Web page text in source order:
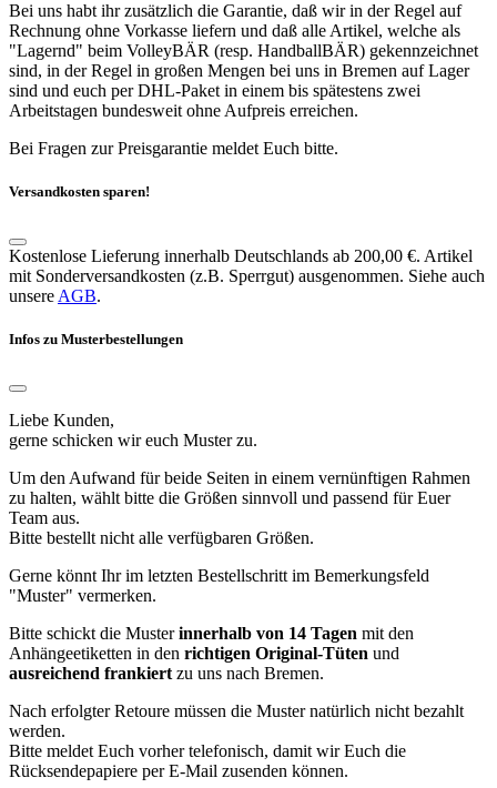
Bei uns habt ihr zusätzlich die Garantie, daß wir in der Regel auf
Rechnung ohne Vorkasse liefern und daß alle Artikel, welche als
"Lagernd" beim VolleyBÄR (resp. HandballBÄR) gekennzeichnet
sind, in der Regel in großen Mengen bei uns in Bremen auf Lager
sind und euch per DHL-Paket in einem bis spätestens zwei
Arbeitstagen bundesweit ohne Aufpreis erreichen.
Bei Fragen zur Preisgarantie meldet Euch bitte.
Versandkosten sparen!
Kostenlose Lieferung innerhalb Deutschlands ab 200,00 €. Artikel
mit Sonderversandkosten (z.B. Sperrgut) ausgenommen. Siehe auch
unsere AGB.
Infos zu Musterbestellungen
Liebe Kunden,
gerne schicken wir euch Muster zu.
Um den Aufwand für beide Seiten in einem vernünftigen Rahmen
zu halten, wählt bitte die Größen sinnvoll und passend für Euer
Team aus.
Bitte bestellt nicht alle verfügbaren Größen.
Gerne könnt Ihr im letzten Bestellschritt im Bemerkungsfeld
"Muster" vermerken.
Bitte schickt die Musterinnerhalb von 14 Tagen mit den
Anhängeetiketten in den richtigen Original-Tüten und
ausreichend frankiert zu uns nach Bremen.
Nach erfolgter Retoure müssen die Muster natürlich nicht bezahlt
werden.
Bitte meldet Euch vorher telefonisch, damit wir Euch die
Rücksendepapiere per E-Mail zusenden können.